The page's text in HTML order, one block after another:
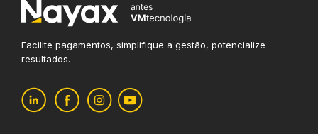
Facilite pagamentos, simplifique a gestão, potencialize
resultados.